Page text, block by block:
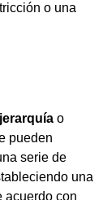
o una
o
pueden
serie de
una
acuerdo con